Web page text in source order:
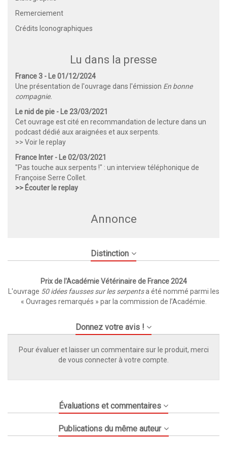
Remerciement
Crédits Iconographiques
Lu dans la presse
France 3 - Le 01/12/2024
Une présentation de l'ouvrage dans l'émission En bonne
compagnie.
Le nid de pie - Le 23/03/2021
Cet ouvrage est cité en recommandation de lecture dans un
podcast dédié aux araignées et aux serpents.
>> Voir le replay
France Inter - Le 02/03/2021
"Pas touche aux serpents !" : un interview téléphonique de
Françoise Serre Collet.
>> Écouter le replay
Annonce
Distinction
Prix de l'Académie Vétérinaire de France 2024
L'ouvrage 50 idées fausses sur les serpentsa été nommé parmi les
« Ouvrages remarqués » par la commission de l’Académie.
Donnez votre avis !
Pour évaluer et laisser un commentaire sur le produit, merci
de vous connecter à votre compte.
Évaluations et commentaires
Publications du même auteur